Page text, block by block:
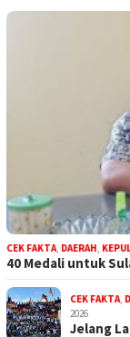
CEK FAKTA, DAERAH,
40 Medali untuk
CEK FAKTA,
2026
Jelang